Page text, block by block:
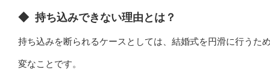
◆ 持ち込みできない理由とは？
持ち込みを断られるケースとしては、結婚式を円滑に行うた
変なことです。